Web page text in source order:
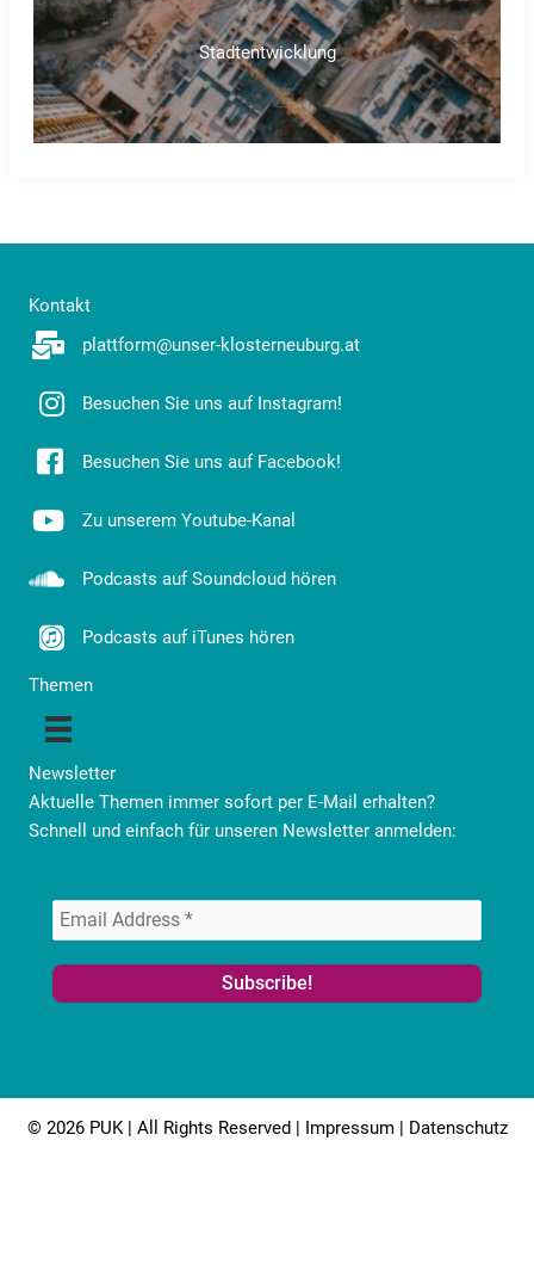
Stadtentwicklung
Kontakt
plattform@unser-klosterneuburg.at
Besuchen Sie uns auf Instagram!
Besuchen Sie uns auf Facebook!
Zu unserem Youtube-Kanal
Podcasts auf Soundcloud hören
Podcasts auf iTunes hören
Themen
Newsletter
Aktuelle Themen immer sofort per E-Mail erhalten?
Schnell und einfach für unseren Newsletter anmelden:
© 2026 PUK | All Rights Reserved | Impressum| Datenschutz